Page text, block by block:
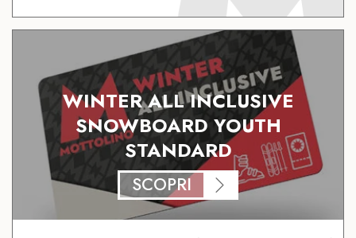
WINTER ALL INCLUSIVE
SNOWBOARD YOUTH
STANDARD
SCOPRI